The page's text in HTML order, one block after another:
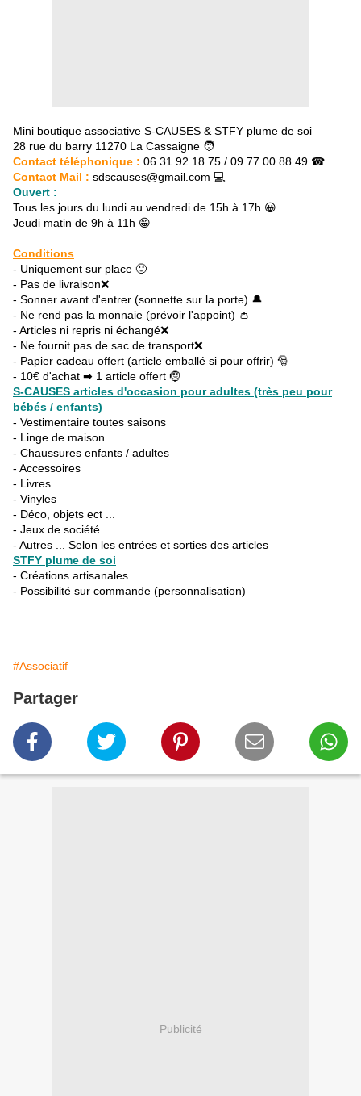
Mini boutique associative S-CAUSES & STFY plume de soi
28 rue du barry 11270 La Cassaigne 🧑
Contact téléphonique : 06.31.92.18.75 / 09.77.00.88.49 ☎
Contact Mail : sdscauses@gmail.com 💻
Ouvert :
Tous les jours du lundi au vendredi de 15h à 17h 😀
Jeudi matin de 9h à 11h 😁
Conditions
- Uniquement sur place 🙂
- Pas de livraison❌
- Sonner avant d'entrer (sonnette sur la porte) 🔔
- Ne rend pas la monnaie (prévoir l'appoint) 👛
- Articles ni repris ni échangé❌
- Ne fournit pas de sac de transport❌
- Papier cadeau offert (article emballé si pour offrir) 🎅
- 10€ d'achat ➡ 1 article offert 🤶
S-CAUSES articles d'occasion pour adultes (très peu pour
bébés / enfants)
- Vestimentaire toutes saisons
- Linge de maison
- Chaussures enfants / adultes
- Accessoires
- Livres
- Vinyles
- Déco, objets ect ...
- Jeux de société
- Autres ... Selon les entrées et sorties des articles
STFY plume de soi
- Créations artisanales
- Possibilité sur commande (personnalisation)
#Associatif
Partager
Publicité